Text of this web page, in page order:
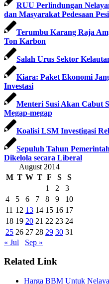
RUU Perlindungan
dan Masyarakat Pedesaan
Terumbu Karang Raja
Ton Karbon
Salah Urus Sektor
Kiara: Paket Ekonomi
Investasi
Menteri Susi Akan Cabut
Megap-megap
Koalisi LSM Investigasi
Sepuluh Tahun
Dikelola secara Liberal
August 2014
M T W T F S
S
1
2
3
4
5 6 7 8 9
10
11 12 13 14 15 16 17
18 19 20 21 22 23 24
25 26 27 28 29 30 31
« Jul
Sep »
Related Link
Harga BBM Untuk